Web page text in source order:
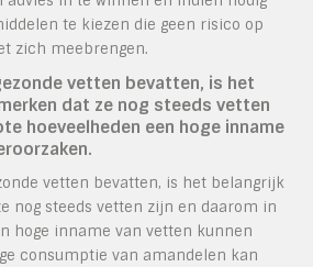
te kiezen die geen risico op
zich meebrengen.
vetten bevatten, is het
dat ze nog steeds vetten
hoeveelheden een hoge inname
vetten bevatten, is het belangrijk
nog steeds vetten zijn en daarom in
hoge inname van vetten kunnen
consumptie van amandelen kan